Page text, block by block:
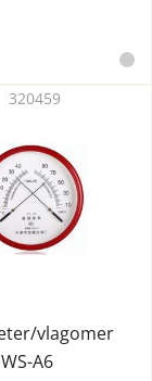
vlagomer
A6
320459